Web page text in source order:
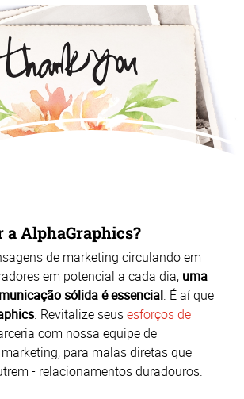
a AlphaGraphics?
de marketing circulando em
em potencial a cada dia, uma
sólida é essencial. É aí que
. Revitalize seusesforços de
com nossa equipe de
para malas diretas que
- relacionamentos duradouros.